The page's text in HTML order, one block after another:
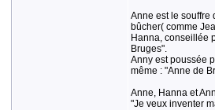
Anne est le souffre
bûcher( comme
Hanna, conseillée
Bruges".
Anny est poussée
même : "Anne de
Anne, Hanna et
"Je veux inventer